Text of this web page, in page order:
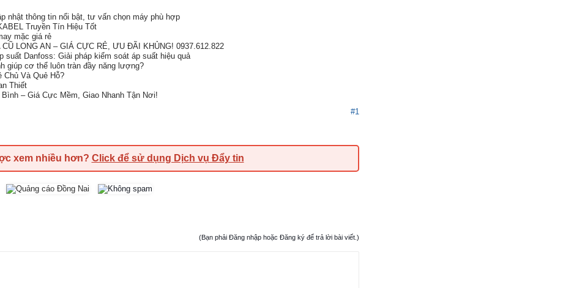
nhật thông tin nổi bật, tư vấn chọn máy phù hợp
Truyền Tín Hiệu Tốt
mặc giá rẻ
LONG AN – GIÁ CỰC RẺ, ƯU ĐÃI KHỦNG! 0937.612.822
suất Danfoss: Giải pháp kiểm soát áp suất hiệu quả
giúp cơ thể luôn tràn đầy năng lượng?
Chủ Và Quẻ Hỗ?
Thiết
– Giá Cực Mềm, Giao Nhanh Tận Nơi!
#1
xem nhiều hơn? Click để sử dụng Dịch vụ Đẩy tin
(Bạn phải Đăng nhập hoặc Đăng ký để trả lời bài viết.)